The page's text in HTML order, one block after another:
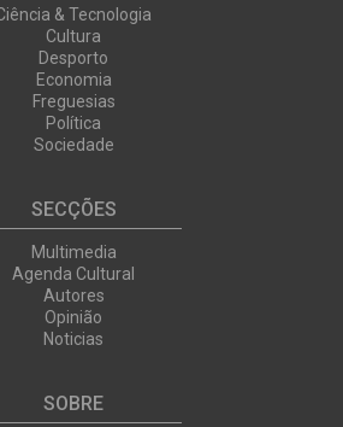
& Tecnologia
Cultura
Desporto
Economia
Freguesias
Política
Sociedade
SECÇÕES
Multimedia
Agenda Cultural
Autores
Opinião
Noticias
SOBRE